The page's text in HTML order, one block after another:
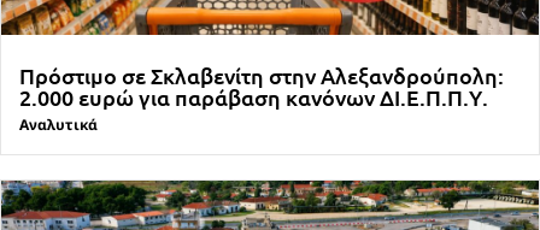
Πρόστιμο σε Σκλαβενίτη στην Αλεξανδρούπολη:
2.000 ευρώ για παράβαση κανόνων ΔΙ.Ε.Π.Π.Υ.
Αναλυτικά